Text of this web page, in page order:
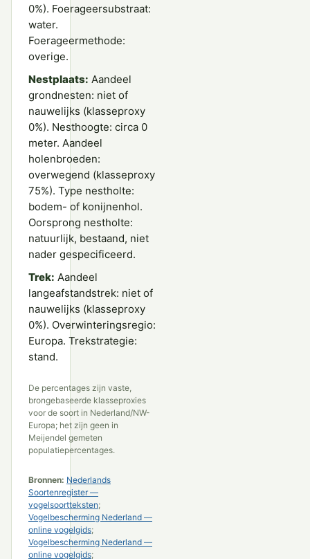
0%). Foerageersubstraat:
water.
Foerageermethode:
overige.
Nestplaats: Aandeel
grondnesten: niet of
nauwelijks (klasseproxy
0%). Nesthoogte: circa 0
meter. Aandeel
holenbroeden:
overwegend (klasseproxy
75%). Type nestholte:
bodem- of konijnenhol.
Oorsprong nestholte:
natuurlijk, bestaand, niet
nader gespecificeerd.
Trek: Aandeel
langeafstandstrek: niet of
nauwelijks (klasseproxy
0%). Overwinteringsregio:
Europa. Trekstrategie:
stand.
De percentages zijn vaste,
brongebaseerde klasseproxies
voor de soort in Nederland/NW-
Europa; het zijn geen in
Meijendel gemeten
populatiepercentages.
Bronnen: Nederlands
Soortenregister —
vogelsoortteksten;
Vogelbescherming Nederland —
online vogelgids;
Vogelbescherming Nederland —
online vogelgids;